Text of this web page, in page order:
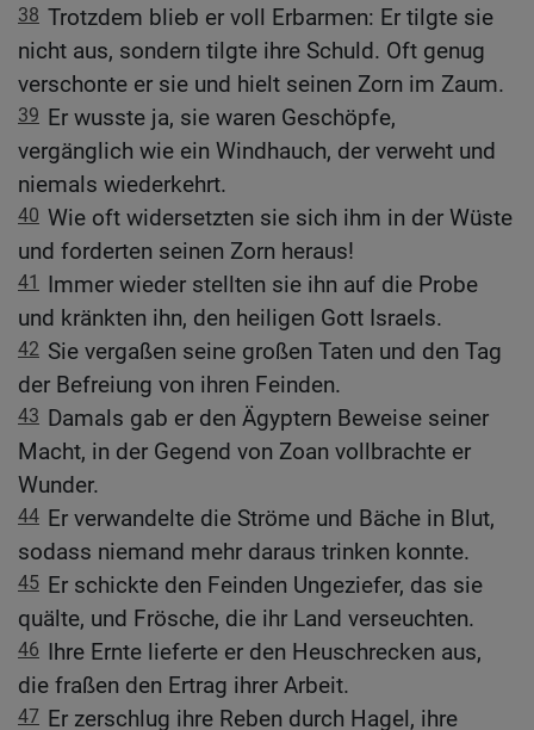
38 Trotzdem blieb er voll Erbarmen: Er tilgte sie
nicht aus, sondern tilgte ihre Schuld. Oft genug
verschonte er sie und hielt seinen Zorn im Zaum.
39 Er wusste ja, sie waren Geschöpfe,
vergänglich wie ein Windhauch, der verweht und
niemals wiederkehrt.
40 Wie oft widersetzten sie sich ihm in der Wüste
und forderten seinen Zorn heraus!
41
Immer wieder stellten sie ihn auf die Probe
und kränkten ihn, den heiligen Gott Israels.
42 Sie vergaßen seine großen Taten und den Tag
der Befreiung von ihren Feinden.
43 Damals gab er den Ägyptern Beweise seiner
Macht, in der Gegend von Zoan vollbrachte er
Wunder.
44 Er verwandelte die Ströme und Bäche in Blut,
sodass niemand mehr daraus trinken konnte.
45 Er schickte den Feinden Ungeziefer, das sie
quälte, und Frösche, die ihr Land verseuchten.
46 Ihre Ernte lieferte er den Heuschrecken aus,
die fraßen den Ertrag ihrer Arbeit.
47 Er zerschlug ihre Reben durch Hagel, ihre